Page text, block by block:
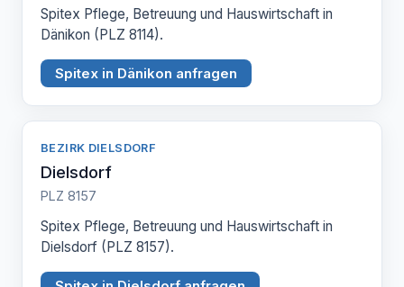
Spitex Pflege, Betreuung und Hauswirtschaft in
Dänikon (PLZ 8114).
Spitex in Dänikon anfragen
BEZIRK DIELSDORF
Dielsdorf
PLZ 8157
Spitex Pflege, Betreuung und Hauswirtschaft in
Dielsdorf (PLZ 8157).